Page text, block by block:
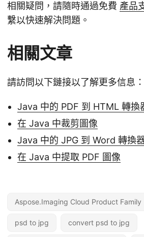
相關疑問，請隨時通過免費 產品
繫以快速解決問題。
相關文章
請訪問以下鏈接以了解更多信息：
Java 中的 PDF 到 HTML 轉換
在 Java 中裁剪圖像
Java 中的 JPG 到 Word 轉換
在 Java 中提取 PDF 圖像
Aspose.Imaging Cloud Product Family
psd to jpg convert psd to jpg